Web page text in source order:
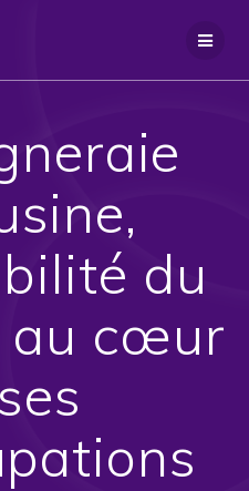
du
au cœur